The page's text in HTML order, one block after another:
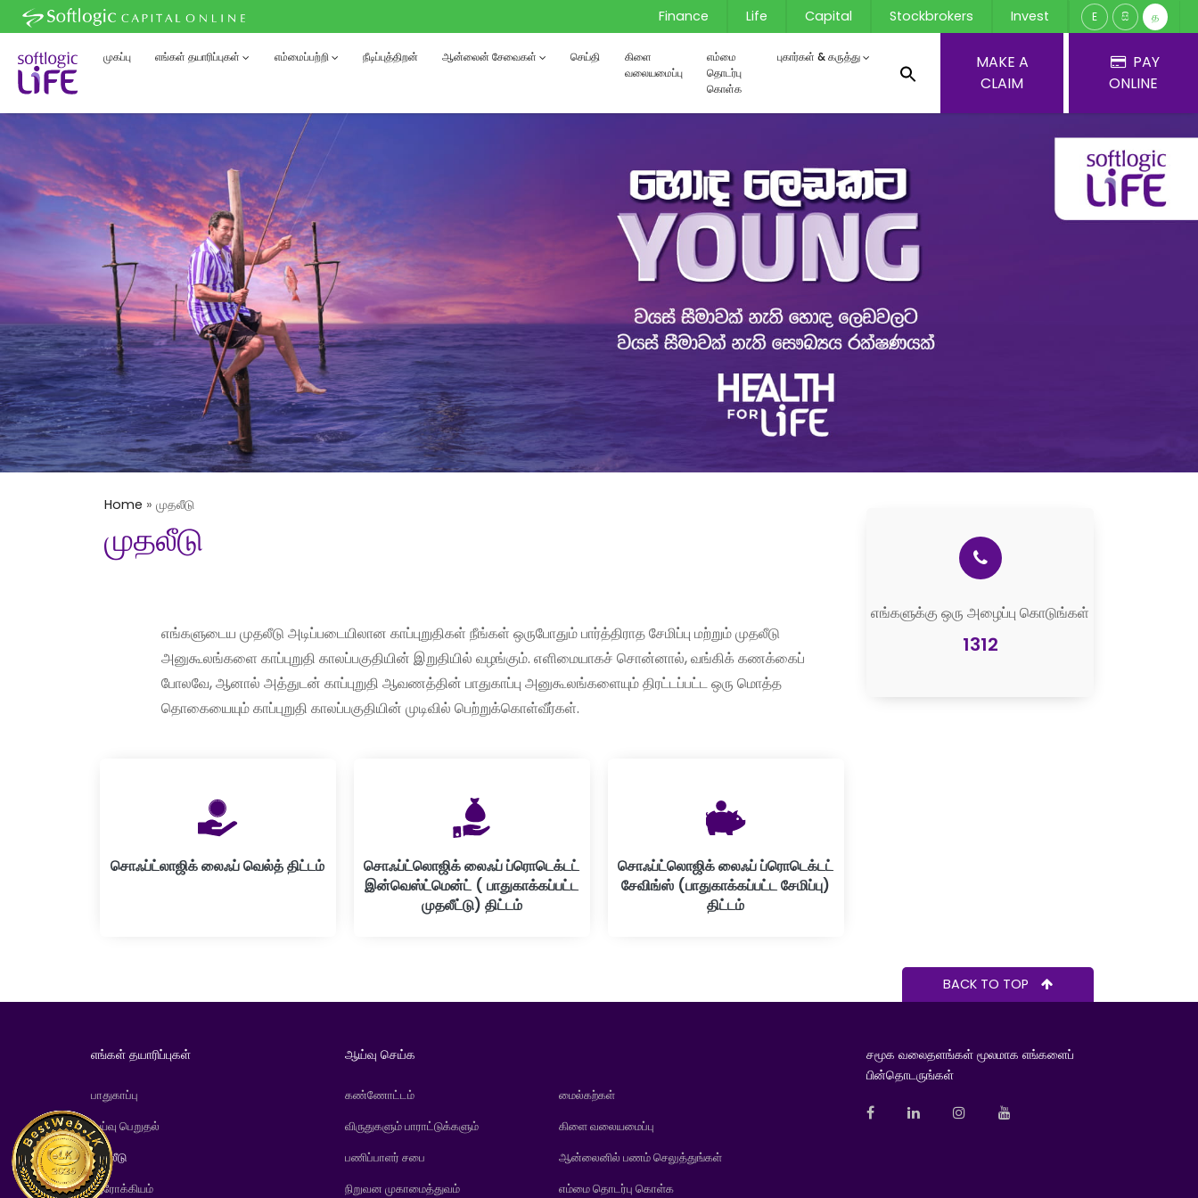
Finance Life Capital Stockbrokers Invest E සි த
முகப்பு எங்கள் தயாரிப்புகள் எம்மைப்பற்றி நீடிப்புத்திறன் ஆன்லைன் சேவைகள் செய்தி
கிளை
வலையமைப்பு
எம்மை
தொடர்பு
கொள்க
புகார்கள் & கருத்து
MAKE A
CLAIM
PAY
ONLINE
Home » முதலீடு
முதலீடு
எங்களுடைய முதலீடு அடிப்படையிலான காப்புறுதிகள் நீங்கள் ஒருபோதும் பார்த்திராத சேமிப்பு மற்றும் முதலீடு
அனுகூலங்களை காப்புறுதி காலப்பகுதியின் இறுதியில் வழங்கும். எளிமையாகச் சொன்னால், வங்கிக் கணக்கைப்
போலவே, ஆனால் அத்துடன் காப்புறுதி ஆவணத்தின் பாதுகாப்பு அனுகூலங்களையும் திரட்டப்பட்ட ஒரு மொத்த
தொகையையும் காப்புறுதி காலப்பகுதியின் முடிவில் பெற்றுக்கொள்வீர்கள்.
சொஃப்ட்லாஜிக் லைஃப் வெல்த் திட்டம்
சொஃப்ட்லொஜிக் லைஃப் ப்ரொடெக்டட்
இன்வெஸ்ட்மென்ட் ( பாதுகாக்கப்பட்ட
முதலீட்டு) திட்டம்
சொஃப்ட்லொஜிக் லைஃப் ப்ரொடெக்டட்
சேவிங்ஸ் (பாதுகாக்கப்பட்ட சேமிப்பு)
திட்டம்
எங்களுக்கு ஒரு அழைப்பு கொடுங்கள்
1312
BACK TO TOP
எங்கள் தயாரிப்புகள்
பாதுகாப்பு
ஓய்வு பெறுதல்
முதலீடு
ஆரோக்கியம்
ஆய்வு செய்க
கண்ணோட்டம்
விருதுகளும் பாராட்டுக்களும்
பணிப்பாளர் சபை
நிறுவன முகாமைத்துவம்
மைல்கற்கள்
கிளை வலையமைப்பு
ஆன்லைனில் பணம் செலுத்துங்கள்
எம்மை தொடர்பு கொள்க
சமூக வலைதளங்கள் மூலமாக எங்களைப்
பின்தொடருங்கள்